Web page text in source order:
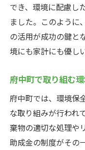
でき、環境に配慮し
ました。このように
の活用が成功の鍵と
境にも家計にも優し
府中町で取り組む
府中町では、環境保
な取り組みが行われ
棄物の適切な処理や
助成金の制度がその